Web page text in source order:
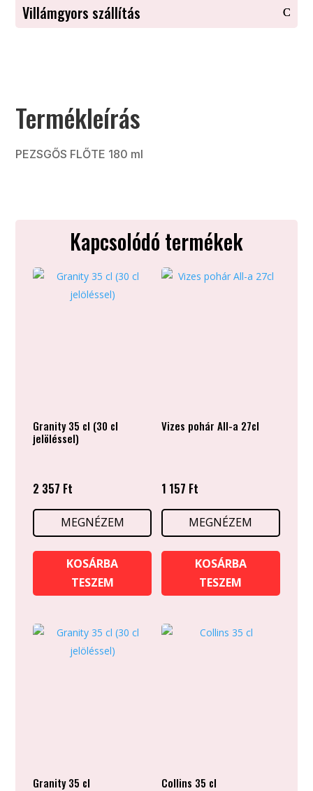
Villámgyors szállítás
Termékleírás
PEZSGŐS FLŐTE 180 ml
Kapcsolódó termékek
Granity 35 cl (30 cl
jelöléssel)
2 357 Ft
MEGNÉZEM
KOSÁRBA
TESZEM
Vizes pohár All-a 27cl
1 157 Ft
MEGNÉZEM
KOSÁRBA
TESZEM
Granity 35 cl Collins 35 cl